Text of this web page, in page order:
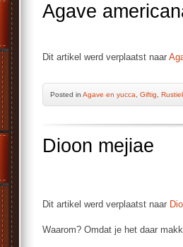
Agave
Dit artikel werd verplaatst naar
Posted in Agave en yucca Giftig
Dioon mejiae
Dit artikel werd verplaatst naar
Waarom? Omdat je het daar